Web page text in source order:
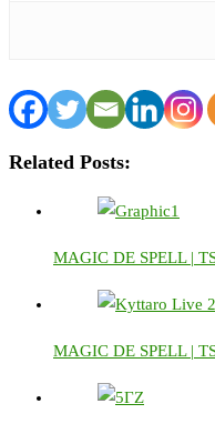
Related Posts:
MAGIC DE SPELL |
MAGIC DE SPELL |